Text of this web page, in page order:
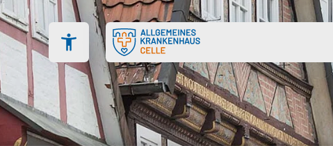
Menü für barrierefreie Funktionen aufrufen